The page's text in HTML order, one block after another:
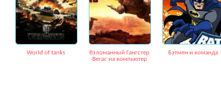
World of tanks
Взломанный Гангстер
Вегас на компьютер
Бэтмен и команда